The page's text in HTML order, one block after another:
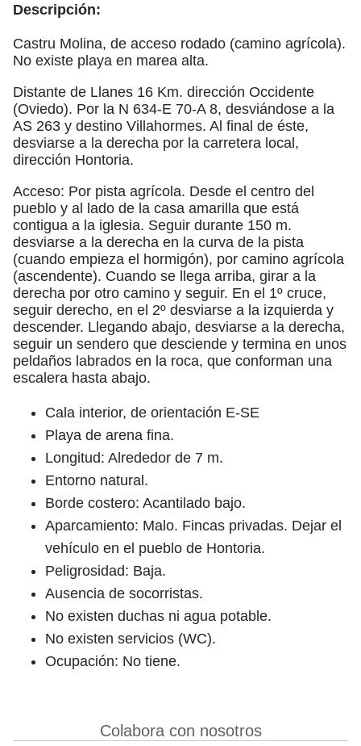
Descripción:
Castru Molina, de acceso rodado (camino agrícola).
No existe playa en marea alta.
Distante de Llanes 16 Km. dirección Occidente
(Oviedo). Por la N 634-E 70-A 8, desviándose a la
AS 263 y destino Villahormes. Al final de éste,
desviarse a la derecha por la carretera local,
dirección Hontoria.
Acceso: Por pista agrícola. Desde el centro del
pueblo y al lado de la casa amarilla que está
contigua a la iglesia. Seguir durante 150 m.
desviarse a la derecha en la curva de la pista
(cuando empieza el hormigón), por camino agrícola
(ascendente). Cuando se llega arriba, girar a la
derecha por otro camino y seguir. En el 1º cruce,
seguir derecho, en el 2º desviarse a la izquierda y
descender. Llegando abajo, desviarse a la derecha,
seguir un sendero que desciende y termina en unos
peldaños labrados en la roca, que conforman una
escalera hasta abajo.
Cala interior, de orientación E-SE
Playa de arena fina.
Longitud: Alrededor de 7 m.
Entorno natural.
Borde costero: Acantilado bajo.
Aparcamiento: Malo. Fincas privadas. Dejar el
vehículo en el pueblo de Hontoria.
Peligrosidad: Baja.
Ausencia de socorristas.
No existen duchas ni agua potable.
No existen servicios (WC).
Ocupación: No tiene.
Colabora con nosotros